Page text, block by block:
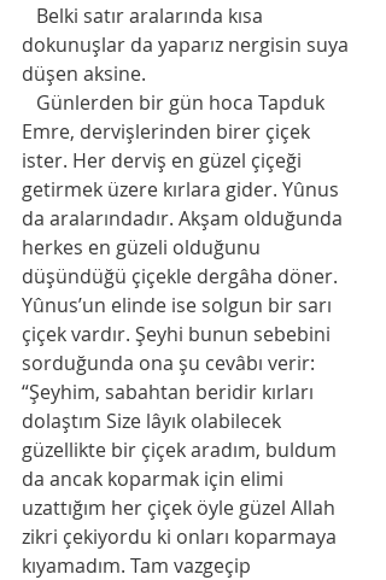
dokunuşlar da yaparız nergisin suya
düşen aksine.
Emre, dervişlerinden birer çiçek
ister. Her derviş en güzel çiçeği
getirmek üzere kırlara gider. Yûnus
da aralarındadır. Akşam olduğunda
herkes en güzeli olduğunu
düşündüğü çiçekle dergâha döner.
Yûnus’un elinde ise solgun bir sarı
çiçek vardır. Şeyhi bunun sebebini
sorduğunda ona şu cevâbı verir:
“Şeyhim, sabahtan beridir kırları
dolaştım Size lâyık olabilecek
güzellikte bir çiçek aradım, buldum
da ancak koparmak için elimi
uzattığım her çiçek öyle güzel Allah
zikri çekiyordu ki onları koparmaya
kıyamadım. Tam vazgeçip